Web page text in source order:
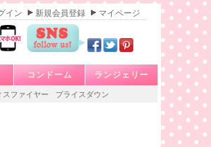
イン 新規会員登録 マイページ
コンドーム ランジェリー
スファイヤー プライスダウン